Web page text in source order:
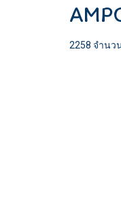
2258 จำนว